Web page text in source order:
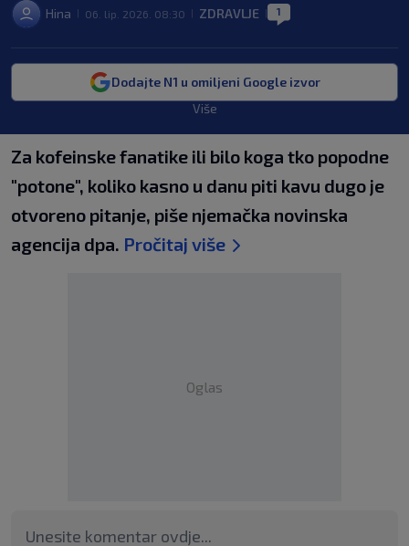
Hina 06. lip. 2026. 08:30 ZDRAVLJE 1
Dodajte N1 u omiljeni Google izvor
Više
Za kofeinske fanatike ili bilo koga tko popodne
"potone", koliko kasno u danu piti kavu dugo je
otvoreno pitanje, piše njemačka novinska
agencija dpa. Pročitaj više
Oglas